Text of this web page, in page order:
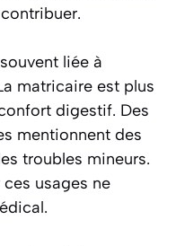
liée à
matricaire est plus
digestif. Des
mentionnent des
troubles mineurs.
usages ne